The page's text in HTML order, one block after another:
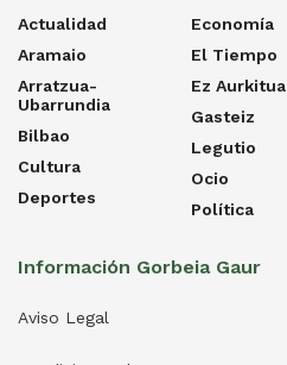
Actualidad
Aramaio
Arratzua-
Ubarrundia
Bilbao
Cultura
Deportes
Economía
El Tiempo
Ez Aurkitua
Gasteiz
Legutio
Ocio
Política
Información Gorbeia Gaur
Aviso Legal